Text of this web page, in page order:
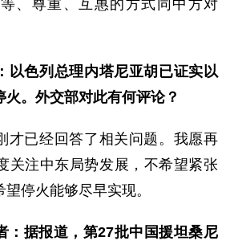
、尊重、互惠的方式同中方对
以色列总理内塔尼亚胡已证实以
。外交部对此有何评论？
才已经回答了相关问题。我愿再
关注中东局势发展，不希望紧张
停火能够尽早实现。
：据报道，第27批中国援坦桑尼